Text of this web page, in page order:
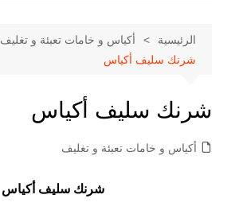
الرئيسية
أكياس و خامات تعبئة و تغليف
شرنك سليف أكياس
شرنك سليف أكياس
أكياس و خامات تعبئة و تغليف
شرنك سليف أكياس